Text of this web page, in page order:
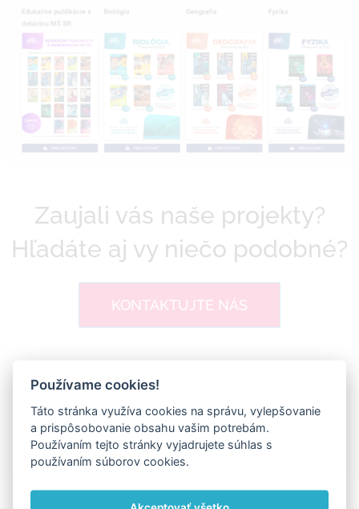
Zaujali vás naše projekty?
Hľadáte aj vy niečo podobné?
KONTAKTUJTE NÁS
Ďakujeme za zdieľanie
Facebook
X LinkedInPinterestVk Email
Používame cookies!
Táto stránka využíva cookies na správu, vylepšovanie
a prispôsobovanie obsahu vašim potrebám.
Používaním tejto stránky vyjadrujete súhlas s
používaním súborov cookies.